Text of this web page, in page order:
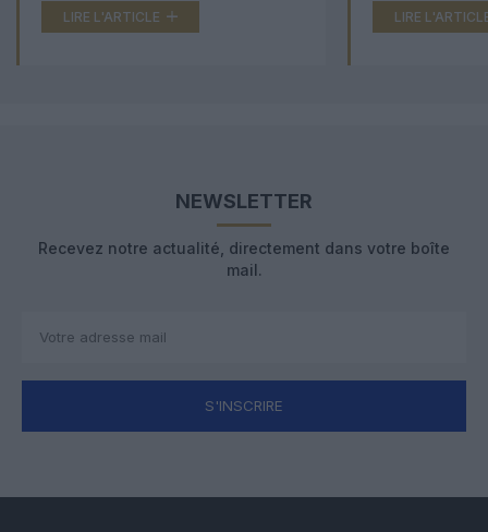
LIRE L'ARTICLE LIRE
NEWSLETTER
Recevez notre actualité, directement dans votre boîte
mail.
S'INSCRIRE